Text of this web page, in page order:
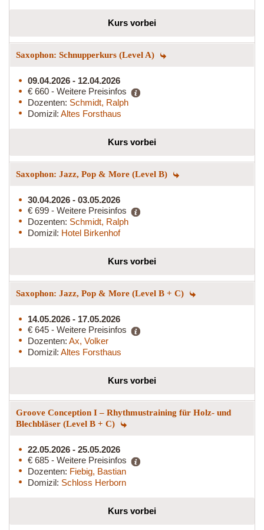
Kurs vorbei
Saxophon: Schnupperkurs (Level A)
09.04.2026 - 12.04.2026
€ 660 - Weitere Preisinfos
Dozenten: Schmidt, Ralph
Domizil: Altes Forsthaus
Kurs vorbei
Saxophon: Jazz, Pop & More (Level B)
30.04.2026 - 03.05.2026
€ 699 - Weitere Preisinfos
Dozenten: Schmidt, Ralph
Domizil: Hotel Birkenhof
Kurs vorbei
Saxophon: Jazz, Pop & More (Level B + C)
14.05.2026 - 17.05.2026
€ 645 - Weitere Preisinfos
Dozenten: Ax, Volker
Domizil: Altes Forsthaus
Kurs vorbei
Groove Conception I – Rhythmustraining für Holz- und
Blechbläser (Level B + C)
22.05.2026 - 25.05.2026
€ 685 - Weitere Preisinfos
Dozenten: Fiebig, Bastian
Domizil: Schloss Herborn
Kurs vorbei